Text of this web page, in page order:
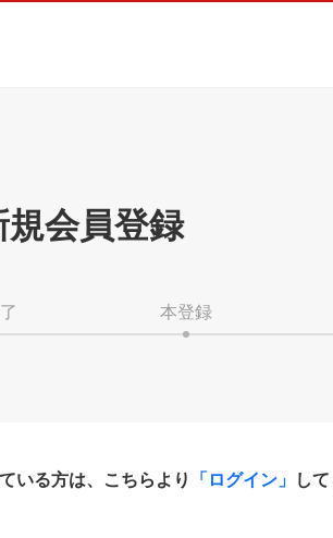
規会員登録
本登録
いる方は、こちらより 「ログイン」 し